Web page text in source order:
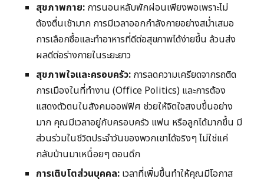
สุขภาพกาย: การนอนหลับพักผ่อนเพียงพอเพราะไม่
ต้องตื่นเช้ามาก การมีเวลาออกกำลังกายอย่างสม่ำเสมอ
การเลือกซื้อและทำอาหารที่ดีต่อสุขภาพได้ง่ายขึ้น ล้วนส่ง
ผลดีต่อร่างกายในระยะยาว
สุขภาพใจและครอบครัว: การลดความเครียดจากรถติด
การเมืองในที่ทำงาน (Office Politics) และการต้อง
แสดงตัวตนในสังคมออฟฟิศ ช่วยให้จิตใจสงบขึ้นอย่าง
มาก คุณมีเวลาอยู่กับครอบครัว แฟน หรือลูกได้มากขึ้น มี
ส่วนร่วมในชีวิตประจำวันของพวกเขาได้จริงๆ ไม่ใช่แค่
กลับบ้านมาเหนื่อยๆ ตอนดึก
การเติบโตส่วนบุคคล: เวลาที่เพิ่มขึ้นทำให้คุณมีโอกาส